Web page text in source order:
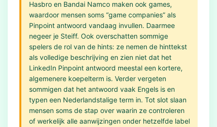
Hasbro en Bandai Namco maken ook games,
waardoor mensen soms “game companies” als
Pinpoint antwoord vandaag invullen. Daarmee
negeer je Steiff. Ook overschatten sommige
spelers de rol van de hints: ze nemen de hinttekst
als volledige beschrijving en zien niet dat het
LinkedIn Pinpoint antwoord meestal een kortere,
algemenere koepelterm is. Verder vergeten
sommigen dat het antwoord vaak Engels is en
typen een Nederlandstalige term in. Tot slot slaan
mensen soms de stap over waarin ze controleren
of werkelijk alle aanwijzingen onder hetzelfde label